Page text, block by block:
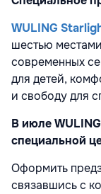
WULING
шестью
современных
для детей,
и свободу для
В июле
специальной
Оформить
связавшись с